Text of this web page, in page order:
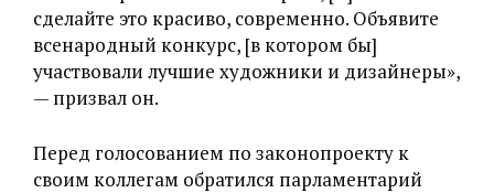
сделайте это красиво, современно. Объявите
всенародный конкурс, [в котором бы]
участвовали лучшие художники и дизайнеры»,
— призвал он.
Перед голосованием по законопроекту к
своим коллегам обратился парламентарий